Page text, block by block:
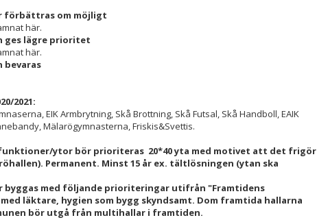
förbättras om möjligt
här.
ges lägre prioritet
här.
bevaras
2021:
EIK Armbrytning, Skå Brottning, Skå Futsal, Skå Handboll, EAIK
Mälarögymnasterna, Friskis&Svettis.
ytor bör prioriteras 20*40 yta med motivet att det frigör
Permanent. Minst 15 år ex. tältlösningen (ytan ska
byggas med följande prioriteringar utifrån "Framtidens
läktare, hygien som bygg skyndsamt. Dom framtida hallarna
bör utgå från multihallar i framtiden.